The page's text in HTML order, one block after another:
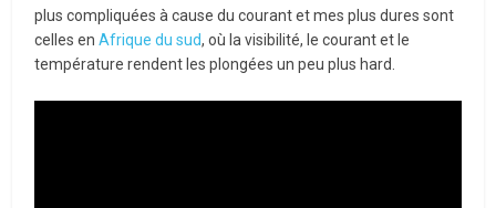
plus compliquées à cause du courant et mes plus dures sont
celles enAfrique du sud, où la visibilité, le courant et le
température rendent les plongées un peu plus hard.